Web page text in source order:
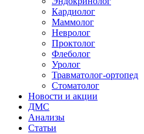
Кардиолог
Маммолог
Невролог
Проктолог
Флеболог
Уролог
Травматолог-ортопед
Стоматолог
Новости и акции
ДМС
Анализы
Статьи